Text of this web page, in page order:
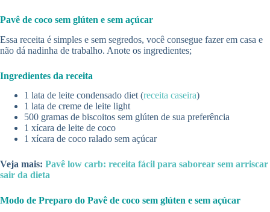
Pavê de coco sem glúten e sem açúcar
Essa receita é simples e sem segredos, você consegue fazer em casa e
não dá nadinha de trabalho. Anote os ingredientes;
Ingredientes da receita
1 lata de leite condensado diet (receita caseira)
1 lata de creme de leite light
500 gramas de biscoitos sem glúten de sua preferência
1 xícara de leite de coco
1 xícara de coco ralado sem açúcar
Veja mais: Pavê low carb: receita fácil para saborear sem arriscar
sair da dieta
Modo de Preparo do Pavê de coco sem glúten e sem açúcar